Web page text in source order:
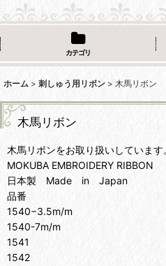
カテゴリ
ホーム > 刺しゅう用リボン > 木馬リボン
木馬リボン
木馬リボンをお取り扱いしています
MOKUBA EMBROIDERY RIBBON
日本製 Made in Japan
品番
1540−3.5m/m
1540-7m/m
1541
1542